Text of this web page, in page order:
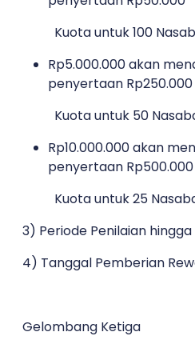
Kuota untuk 100
Rp5.000.000 akan
penyertaan Rp250.000
Kuota untuk 50
Rp10.000.000 akan
penyertaan Rp500.000
Kuota untuk 25
3) Periode Penilaian
4) Tanggal Pemberian
Gelombang Ketiga